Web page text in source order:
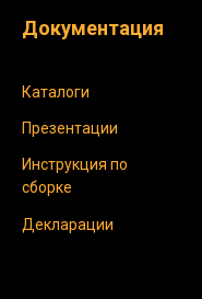
Каталоги
Инструкция по
сборке
Декларации
Презентации
Документация